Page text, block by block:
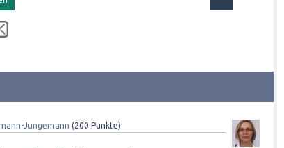
Jungemann (200 Punkte)